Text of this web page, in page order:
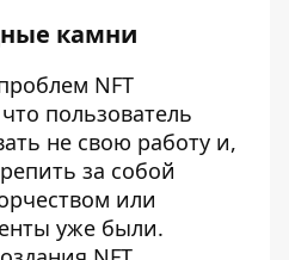
камни
NFT
пользователь
не свою работу и,
за собой
или
уже были.